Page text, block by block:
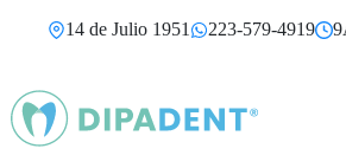
14 de Julio 1951 223-579-4919